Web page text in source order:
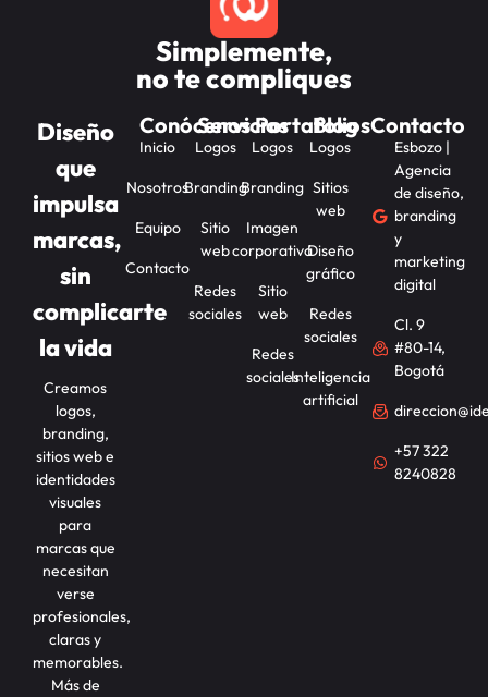
Simplemente,
no te compliques
Diseño
que
impulsa
marcas,
sin
complicarte
la vida
Creamos
logos,
branding,
sitios web e
identidades
visuales
para
marcas que
necesitan
verse
profesionales,
claras y
memorables.
Más de
Conócenos
Inicio
Nosotros
Equipo
Contacto
Servicios
Logos
Branding
Sitio
web
Redes
sociales
Portafolios
Logos
Branding
Imagen
corporativa
Sitio
web
Redes
sociales
Blog
Logos
Sitios
web
Diseño
gráfico
Redes
sociales
Inteligencia
artificial
Contacto
Esbozo |
Agencia
de diseño,
branding
y
marketing
digital
Cl. 9
#80-14,
Bogotá
+57 322
8240828